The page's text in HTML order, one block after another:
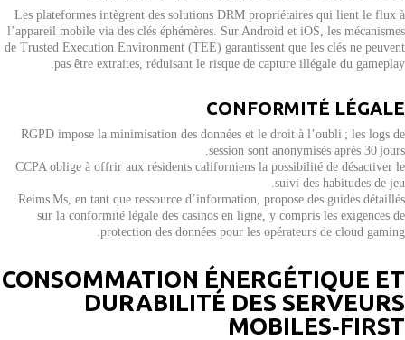
Les plateformes intègrent des solutions DRM propriétaires qui lient le flux à
l’appareil mobile via des clés éphémères. Sur Android et iOS, les mécanismes
de Trusted Execution Environment (TEE) garantissent que les clés ne peuvent
pas être extraites, réduisant le risque de capture illégale du gameplay.
CONFORMITÉ LÉGALE
RGPD impose la minimisation des données et le droit à l’oubli ; les logs de
session sont anonymisés après 30 jours.
CCPA oblige à offrir aux résidents californiens la possibilité de désactiver le
suivi des habitudes de jeu.
Reims Ms, en tant que ressource d’information, propose des guides détaillés
sur la conformité légale des casinos en ligne, y compris les exigences de
protection des données pour les opérateurs de cloud gaming.
CONSOMMATION ÉNERGÉTIQUE ET
DURABILITÉ DES SERVEURS
MOBILES‑FIRST